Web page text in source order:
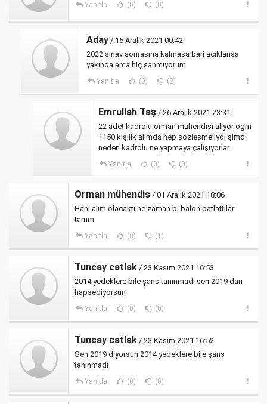
Yanıtla (0) (0)
Aday / 15 Aralık 2021 00:42
2022 sınav sonrasına kalmasa bari açıklansa
yakında ama hiç sanmıyorum
Yanıtla (0) (2)
Emrullah Taş / 26 Aralık 2021 23:31
22 adet kadrolu orman mühendisi alıyor ogm
1150 kişilik alımda hep sözleşmeliydi şimdi
neden kadrolu ne yapmaya çalışıyorlar
Yanıtla (0) (0)
Orman mühendis / 01 Aralık 2021 18:06
Hani alım olacaktı ne zaman bi balon patlattılar
tamm
Yanıtla (0) (1)
Tuncay catlak / 23 Kasım 2021 16:53
2014 yedeklere bile şans tanınmadı sen 2019 dan
hapsediyorsun
Yanıtla (0) (0)
Tuncay catlak / 23 Kasım 2021 16:52
Sen 2019 diyorsun 2014 yedeklere bile şans
tanınmadı
Yanıtla (0) (0)